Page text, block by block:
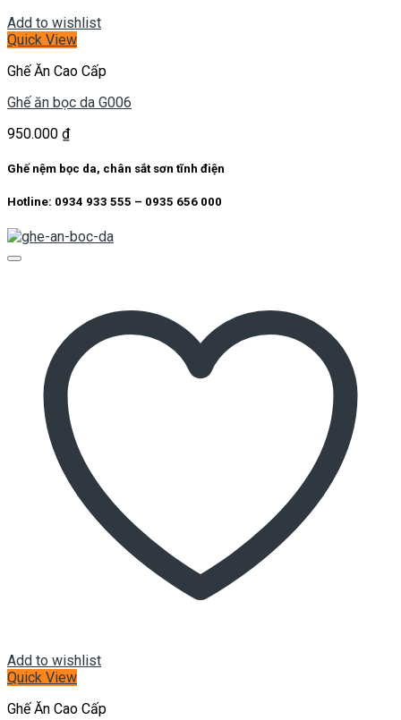
Add to wishlist
Quick View
Ghế Ăn Cao Cấp
Ghế ăn bọc da G006
950.000 ₫
Ghế nệm bọc da, chân sắt sơn tĩnh điện
Hotline: 0934 933 555 – 0935 656 000
Add to wishlist
Quick View
Ghế Ăn Cao Cấp